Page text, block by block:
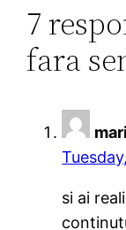
7
fara
si ai